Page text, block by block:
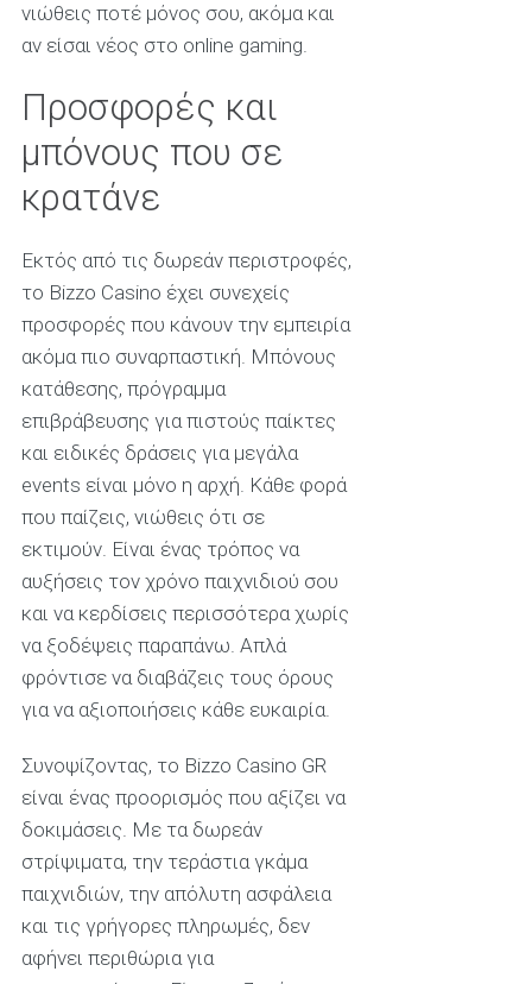
νιώθεις ποτέ μόνος σου, ακόμα και
αν είσαι νέος στο online gaming.
Προσφορές και
μπόνους που σε
κρατάνε
Εκτός από τις δωρεάν περιστροφές,
το Bizzo Casino έχει συνεχείς
προσφορές που κάνουν την εμπειρία
ακόμα πιο συναρπαστική. Μπόνους
κατάθεσης, πρόγραμμα
επιβράβευσης για πιστούς παίκτες
και ειδικές δράσεις για μεγάλα
events είναι μόνο η αρχή. Κάθε φορά
που παίζεις, νιώθεις ότι σε
εκτιμούν. Είναι ένας τρόπος να
αυξήσεις τον χρόνο παιχνιδιού σου
και να κερδίσεις περισσότερα χωρίς
να ξοδέψεις παραπάνω. Απλά
φρόντισε να διαβάζεις τους όρους
για να αξιοποιήσεις κάθε ευκαιρία.
Συνοψίζοντας, το Bizzo Casino GR
είναι ένας προορισμός που αξίζει να
δοκιμάσεις. Με τα δωρεάν
στρίψιματα, την τεράστια γκάμα
παιχνιδιών, την απόλυτη ασφάλεια
και τις γρήγορες πληρωμές, δεν
αφήνει περιθώρια για